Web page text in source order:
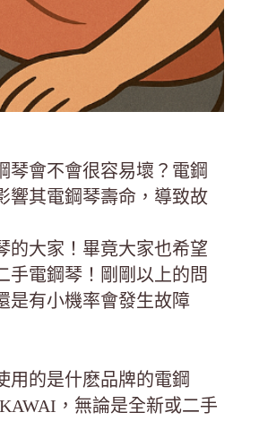
琴會不會很容易壞？電鋼
響其電鋼琴壽命，導致故
的大家！畢竟大家也希望
手電鋼琴！剛剛以上的問
是有小機率會發生故障
用的是什麽品牌的電鋼
，無論是全新或二手